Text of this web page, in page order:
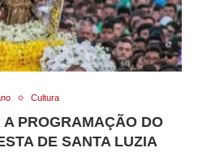
Cultura
PROGRAMAÇÃO DO
DE SANTA LUZIA